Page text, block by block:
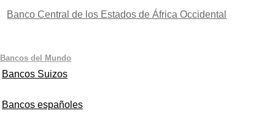
Banco Central de los Estados de África Occidental
Bancos del Mundo
Bancos Suizos
Bancos españoles